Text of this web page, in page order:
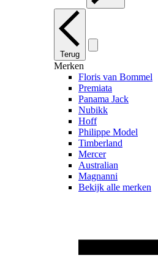
Terug
Merken
Floris van Bommel
Premiata
Panama Jack
Nubikk
Hoff
Philippe Model
Timberland
Mercer
Australian
Magnanni
Bekijk alle merken